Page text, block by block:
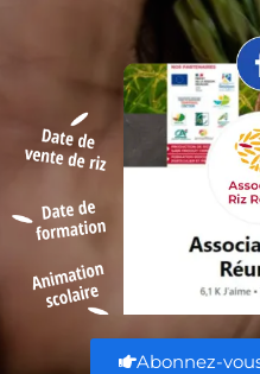
Abonnez-